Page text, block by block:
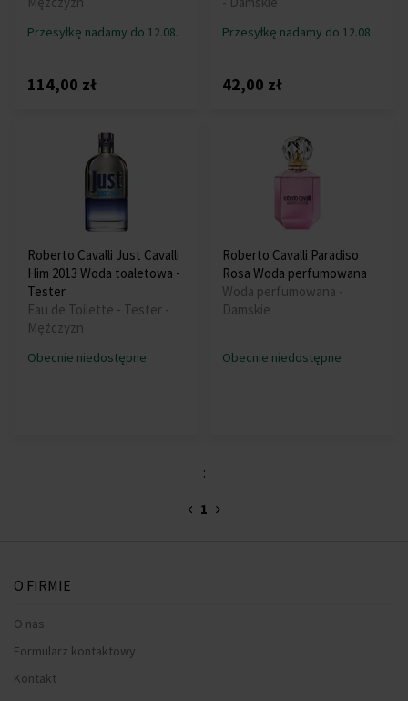
Przesyłkę nadamy do 12.08.
114,00 zł
Przesyłkę nadamy do 12.08.
42,00 zł
Roberto Cavalli Just Cavalli
Him 2013 Woda toaletowa -
Tester
Eau de Toilette - Tester -
Mężczyzn
Obecnie niedostępne
Roberto Cavalli Paradiso
Rosa Woda perfumowana
Woda perfumowana -
Damskie
Obecnie niedostępne
:
1
O FIRMIE
O nas
Formularz kontaktowy
Kontakt